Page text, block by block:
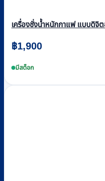
เครื่องชั่งน้ำหนักกาแฟ แบบดิจิ
฿1,900
มีสต็อก